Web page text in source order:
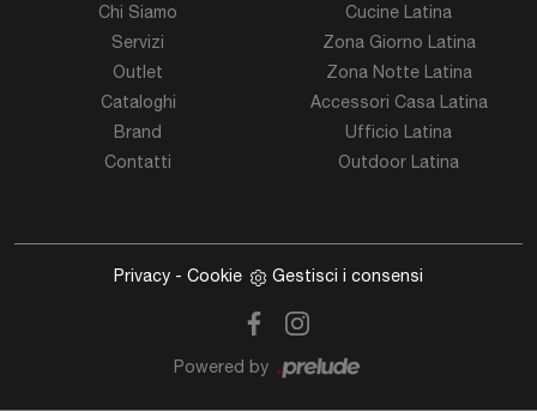
Chi Siamo
Servizi
Outlet
Cataloghi
Brand
Contatti
Cucine Latina
Zona Giorno Latina
Zona Notte Latina
Accessori Casa Latina
Ufficio Latina
Outdoor Latina
Privacy - Cookie Gestisci i consensi
Powered by